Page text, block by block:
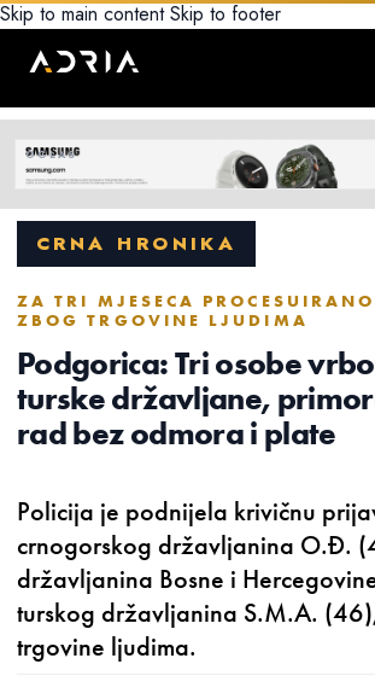
Skip to main content Skip to footer
CRNA HRONIKA
ZA TRI MJESECA
ZBOG TRGOVINE LJUDIMA
Podgorica: Tri osobe
turske državljane,
rad bez odmora i plate
Policija je podnijela krivičnu
crnogorskog državljanina O.Đ.
državljanina Bosne i
turskog državljanina S.M.A.
trgovine ljudima.